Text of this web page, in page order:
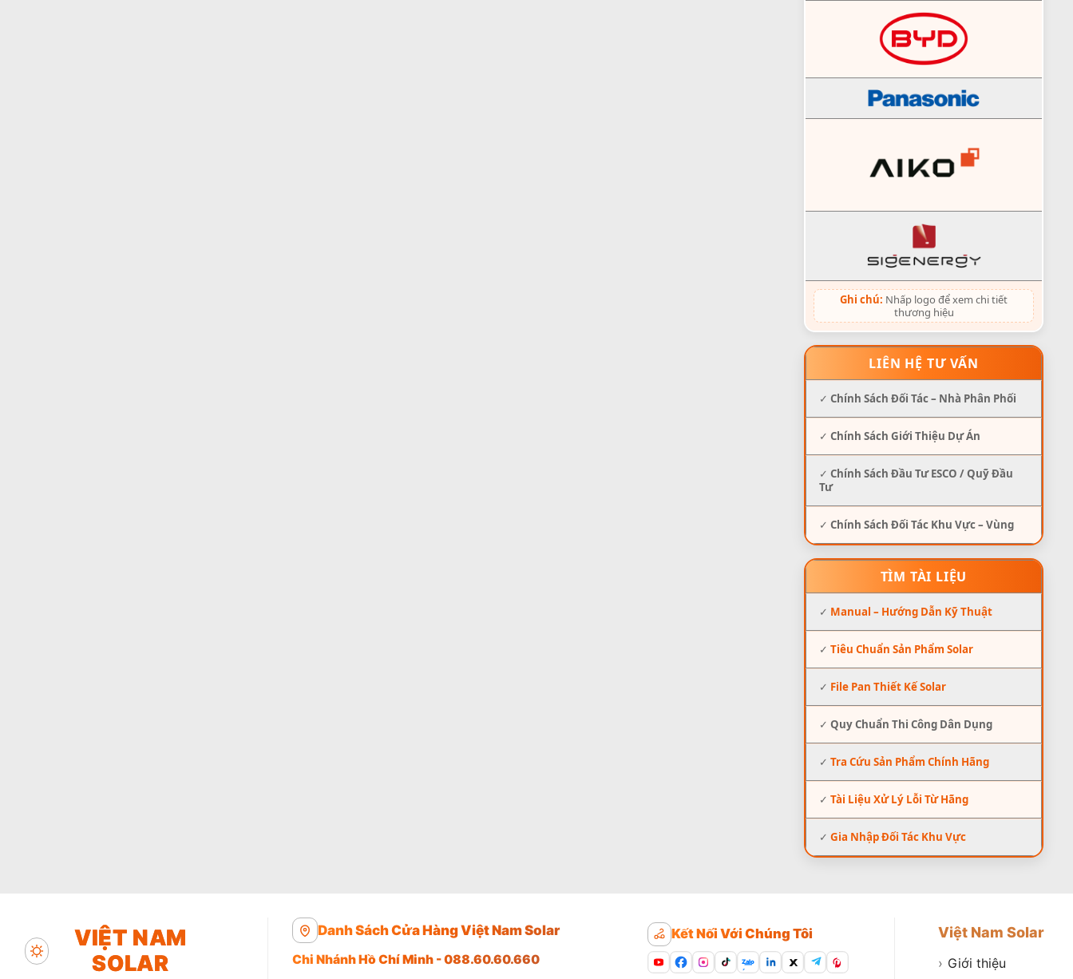
Ghi chú: Nhấp logo để xem chi tiết
thương hiệu
LIÊN HỆ TƯ VẤN
✓ Chính Sách Đối Tác – Nhà Phân Phối
✓ Chính Sách Giới Thiệu Dự Án
✓ Chính Sách Đầu Tư ESCO / Quỹ Đầu
Tư
✓ Chính Sách Đối Tác Khu Vực – Vùng
TÌM TÀI LIỆU
✓ Manual – Hướng Dẫn Kỹ Thuật
✓ Tiêu Chuẩn Sản Phẩm Solar
✓ File Pan Thiết Kế Solar
✓ Quy Chuẩn Thi Công Dân Dụng
✓ Tra Cứu Sản Phẩm Chính Hãng
✓ Tài Liệu Xử Lý Lỗi Từ Hãng
✓ Gia Nhập Đối Tác Khu Vực
VIỆT NAM
SOLAR
Danh Sách Cửa Hàng Việt Nam Solar
Chi Nhánh Hồ Chí Minh - 088.60.60.660
Kết Nối Với Chúng Tôi
Zalo
Việt Nam Solar
› Giới thiệu